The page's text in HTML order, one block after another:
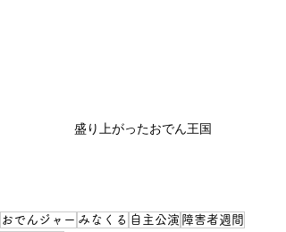
盛り上がったおでん王国
おでんジャー みなくる 自主公演 障害者週間